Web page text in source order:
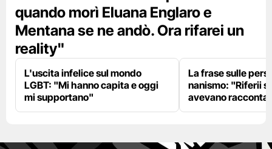
quando morì Eluana Englaro e
Mentana se ne andò. Ora rifarei un
reality"
L'uscita infelice sul mondo
LGBT: "Mi hanno capita e oggi
mi supportano"
La frase sulle
nanismo: "Riferii
avevano